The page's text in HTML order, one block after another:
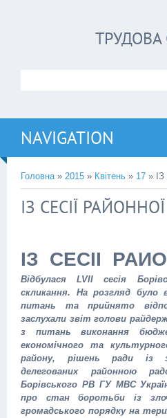
ТРУДОВА
NAVIGATION
Головна» 2015 » Квітень » 17 »
ІЗ СЕСІЇ
ІЗ СЕСІЇ
Відбулася LVІI сесія
скликання. На розгляд було
питань та прийнято
заслухали звіт голови
з питань виконання
економічного та
району, рішень ради із
делегованих районною
Борівського РВ ГУ МВС
про стан боротьби із
громадського порядку на